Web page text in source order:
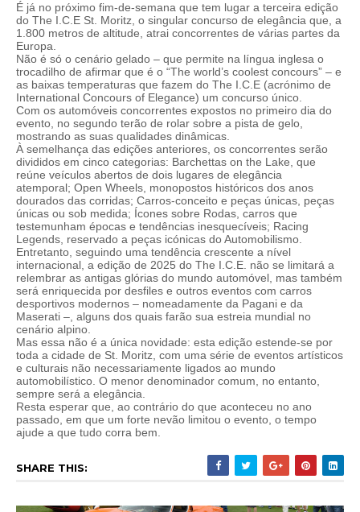
É já no próximo fim-de-semana que tem lugar a terceira edição
do The I.C.E St. Moritz, o singular concurso de elegância que, a
1.800 metros de altitude, atrai concorrentes de várias partes da
Europa.
Não é só o cenário gelado – que permite na língua inglesa o
trocadilho de afirmar que é o “The world’s coolest concours” – e
as baixas temperaturas que fazem do The I.C.E (acrónimo de
International Concours of Elegance) um concurso único.
Com os automóveis concorrentes expostos no primeiro dia do
evento, no segundo terão de rolar sobre a pista de gelo,
mostrando as suas qualidades dinâmicas.
À semelhança das edições anteriores, os concorrentes serão
divididos em cinco categorias: Barchettas on the Lake, que
reúne veículos abertos de dois lugares de elegância
atemporal; Open Wheels, monopostos históricos dos anos
dourados das corridas; Carros-conceito e peças únicas, peças
únicas ou sob medida; Ícones sobre Rodas, carros que
testemunham épocas e tendências inesquecíveis; Racing
Legends, reservado a peças icónicas do Automobilismo.
Entretanto, seguindo uma tendência crescente a nível
internacional, a edição de 2025 do The I.C.E. não se limitará a
relembrar as antigas glórias do mundo automóvel, mas também
será enriquecida por desfiles e outros eventos com carros
desportivos modernos – nomeadamente da Pagani e da
Maserati –, alguns dos quais farão sua estreia mundial no
cenário alpino.
Mas essa não é a única novidade: esta edição estende-se por
toda a cidade de St. Moritz, com uma série de eventos artísticos
e culturais não necessariamente ligados ao mundo
automobilístico. O menor denominador comum, no entanto,
sempre será a elegância.
Resta esperar que, ao contrário do que aconteceu no ano
passado, em que um forte nevão limitou o evento, o tempo
ajude a que tudo corra bem.
SHARE THIS: